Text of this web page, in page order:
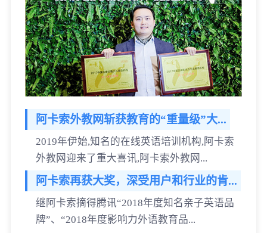
阿卡索外教网斩获教育的“重量级”大...
2019年伊始,知名的在线英语培训机构,阿卡索
外教网迎来了重大喜讯,阿卡索外教网...
阿卡索再获大奖，深受用户和行业的肯...
继阿卡索摘得腾讯“2018年度知名亲子英语品
牌”、“2018年度影响力外语教育品...